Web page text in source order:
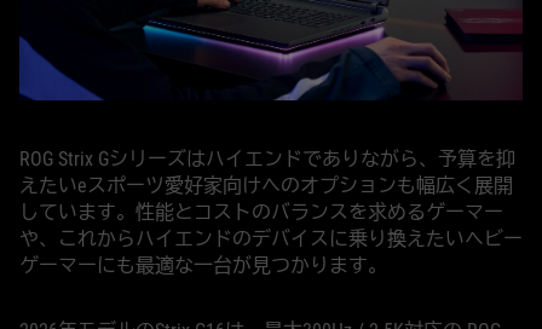
ROG Strix Gシリーズはハイエンドでありながら、予算を抑
えたいeスポーツ愛好家向けへのオプションも幅広く展開
しています。性能とコストのバランスを求めるゲーマー
や、これからハイエンドのデバイスに乗り換えたいヘビー
ゲーマーにも最適な一台が見つかります。